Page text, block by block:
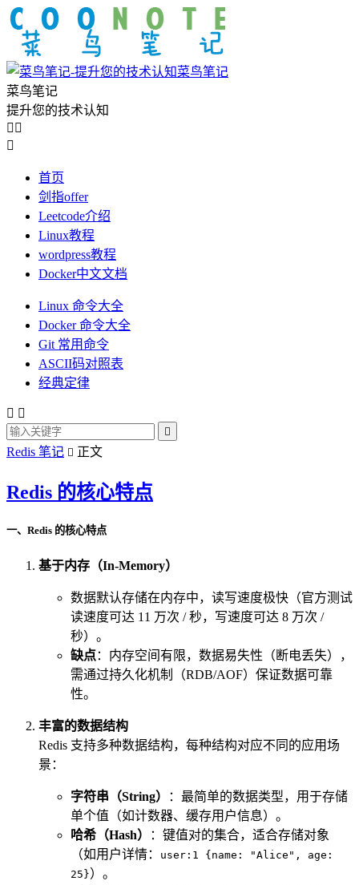
菜鸟笔记
菜鸟笔记
提升您的技术认知
 

首页
剑指offer
Leetcode介绍
Linux教程
wordpress教程
Docker中文文档
Linux 命令大全
Docker 命令大全
Git 常用命令
ASCII码对照表
经典定律
 

Redis 笔记  正文
Redis 的核心特点
一、Redis 的核心特点
基于内存（In-Memory）
数据默认存储在内存中，读写速度极快（官方测试
读速度可达 11 万次 / 秒，写速度可达 8 万次 /
秒）。
缺点：内存空间有限，数据易失性（断电丢失），
需通过持久化机制（RDB/AOF）保证数据可靠
性。
丰富的数据结构
Redis 支持多种数据结构，每种结构对应不同的应用场
景：
字符串（String）
：最简单的数据类型，用于存储
单个值（如计数器、缓存用户信息）。
哈希（Hash）
：键值对的集合，适合存储对象
（如用户详情：
user:1 {name: "Alice", age:
25}）。